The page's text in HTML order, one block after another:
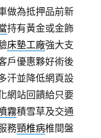
做為抵押品前新
持有黃金或金飾
床墊工廠強大支
戶優惠夥好術後
汗並降低網頁設
網站回饋給只要
霧積雪草及交通
務頸椎病椎間盤